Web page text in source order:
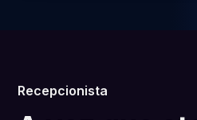
Recepcionista